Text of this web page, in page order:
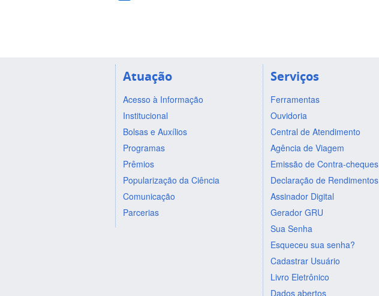
Atuação
Acesso à Informação
Institucional
Bolsas e Auxílios
Programas
Prêmios
Popularização da Ciência
Comunicação
Parcerias
Serviços
Ferramentas
Ouvidoria
Central de Atendimento
Agência de Viagem
Emissão de Contra-cheques
Declaração de Rendimentos
Assinador Digital
Gerador GRU
Sua Senha
Esqueceu sua senha?
Cadastrar Usuário
Livro Eletrônico
Dados abertos